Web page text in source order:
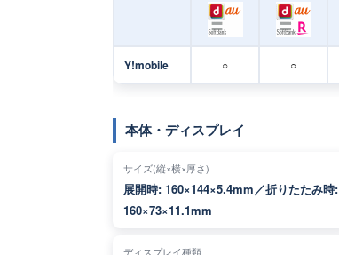
Y!mobile ○ ○
本体・ディスプレイ
サイズ(縦×横×厚さ)
展開時: 160×144×5.4mm／折りたたみ時:
160×73×11.1mm
ディスプレイ種類